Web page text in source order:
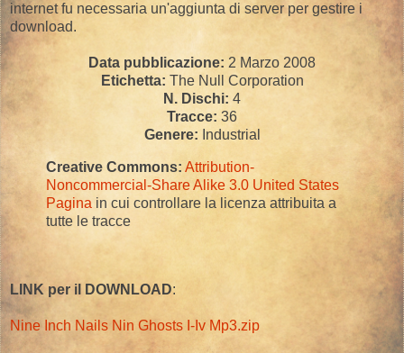
internet fu necessaria un'aggiunta di server per gestire i
download.
Data pubblicazione: 2 Marzo 2008
Etichetta: The Null Corporation
N. Dischi: 4
Tracce: 36
Genere: Industrial
Creative Commons: Attribution-
Noncommercial-Share Alike 3.0 United States
Pagina in cui controllare la licenza attribuita a
tutte le tracce
LINK per il DOWNLOAD:
Nine Inch Nails Nin Ghosts I-Iv Mp3.zip